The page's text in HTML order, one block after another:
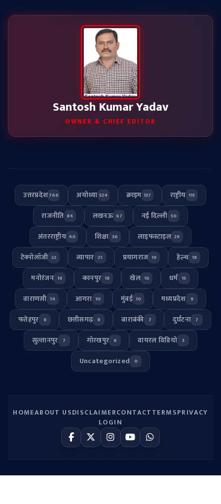
Santosh Kumar Yadav
OWNER & CHIEF EDITOR
उत्तरप्रदेश766 अयोध्या 524 क्राइम 137 राष्ट्रीय 115
राजनीति 84 लखनऊ 67 नई दिल्ली 50
अंतरराष्ट्रीय 40 शिक्षा 36 लाइफस्टाइल 29
टेक्नोलॉजी 22 व्यापार 21 प्रयागराज 19 हेल्थ 18
मनोरंजन 18 कानपुर 18 खेल 16 धर्म 15
वाराणसी 14 आगरा 10 मुंबई 10 मध्यप्रदेश 9
फतेहपुर 8 छत्तीसगढ़ 8 बाराबंकी 7 दुर्घटना 7
सुल्तानपुर 7 गोरखपुर 6 वायरल विडियो 3
Uncategorized 0
HOMEABOUT USDISCLAIMERCONTACTTERMSPRIVACY
LOGIN